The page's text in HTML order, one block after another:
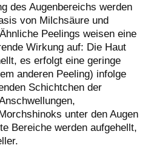
des Augenbereichs werden
von Milchsäure und
Peelings weisen eine
Wirkung auf: Die Haut
es erfolgt eine geringe
anderen Peeling) infolge
Schichtchen der
unter den Augen
Bereiche werden aufgehellt,